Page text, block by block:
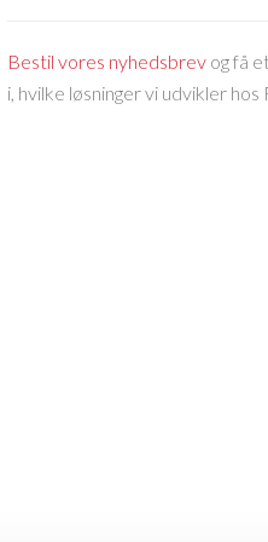
Bestil vores nyhedsbrev og få
i, hvilke løsninger vi udvikler hos